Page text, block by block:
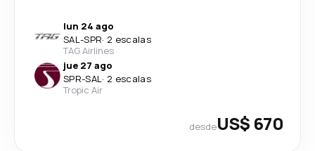
lun 24 ago
SAL-SPR· 2 escalas
TAG Airlines
jue 27 ago
SPR-SAL· 2 escalas
Tropic Air
desdeUS$ 670